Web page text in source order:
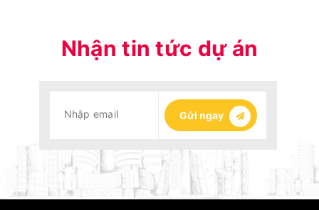
Nhận tin tức dự án
Gửi ngay